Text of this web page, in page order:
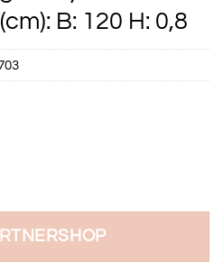
B: 120 H: 0,8